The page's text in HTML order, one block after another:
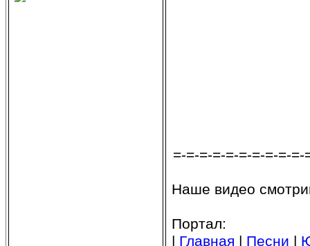
=-=-=-=-=-=-=-=-=-
Наше видео
Портал:
| Главная | Песни |